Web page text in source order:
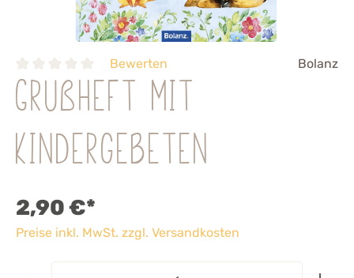
Bewerten Bolanz
Grußheft mit
Kindergebeten
2,90 €*
Preise inkl. MwSt. zzgl. Versandkosten